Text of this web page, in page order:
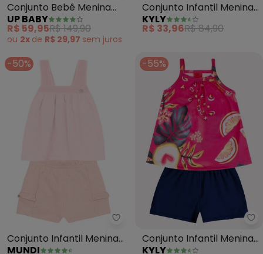
Conjunto Bebê Menina
em Suedine (Rosa)
UP BABY
R$ 59,95R$ 149,90
ou 2x de R$ 29,97 sem juros
Conjunto Infantil Menina
Lettering (Rosa)
KYLY
R$ 33,96R$ 84,90
-50%
Mundi - Conjunto Infantil
Conjunto Infantil Menina
MUNDI
-55%
Conjunto Infantil Menina
KYLY